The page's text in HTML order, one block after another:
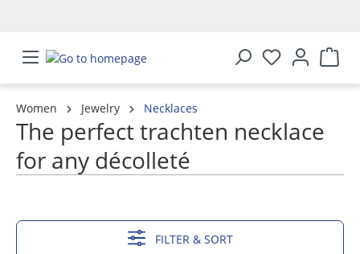
Women Jewelry Necklaces
The perfect trachten necklace
for any décolleté
FILTER & SORT